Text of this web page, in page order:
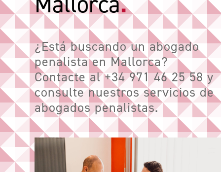
Blog
Contacto
Acceso clientes
¿Está buscando un abogado
penalista en Mallorca?
Contacte al +34 971 46 25 58 y
consulte nuestros servicios de
abogados penalistas.